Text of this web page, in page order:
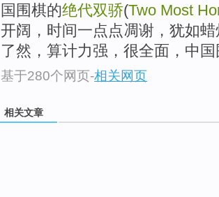
国围棋的绝代双骄(Two Most
开阔，时间一点点凋谢，犹如
了然，算计力强，很全面，中
基于280个网页-相关网页
相关文章